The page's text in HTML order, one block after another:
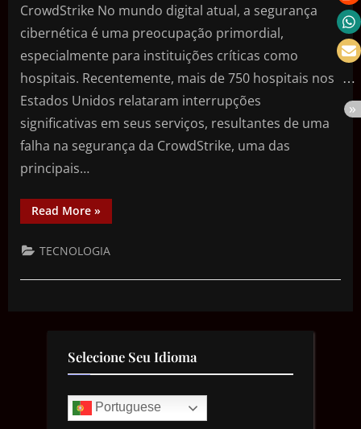
CrowdStrike No mundo digital atual, a segurança
cibernética é uma preocupação primordial,
especialmente para instituições críticas como
hospitais. Recentemente, mais de 750 hospitais nos
Estados Unidos relataram interrupções
significativas em seus serviços, resultantes de uma
falha na segurança da CrowdStrike, uma das
principais…
Read More »
TECNOLOGIA
Selecione Seu Idioma
Portuguese